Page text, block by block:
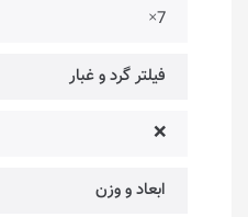
7×
فیلتر گرد و غبار
❌
ابعاد و وزن